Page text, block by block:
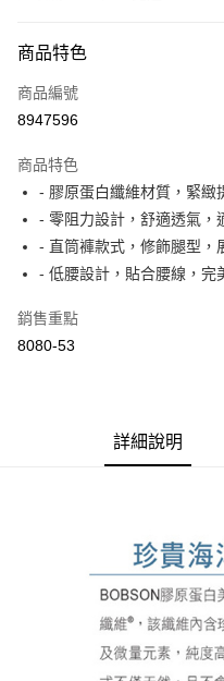
信用卡一次付款
Apple Pay
運送方式
付款後全家取貨
每筆NT$60，滿NT$1,000(含
商品特色
商品編號
8947596
商品特色
- 膠原蛋白纖維材質，緊緻
- 零阻力設計，舒適透氣，
- 直筒褲款式，修飾腿型，
- 低腰設計，貼合腰線，完
銷售重點
8080-53
詳細說明